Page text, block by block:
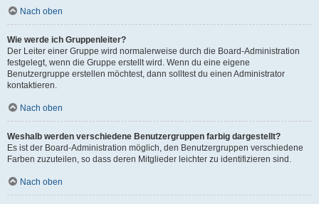
Nach oben
Wie werde ich Gruppenleiter?
Der Leiter einer Gruppe wird normalerweise durch die Board-Administration
festgelegt, wenn die Gruppe erstellt wird. Wenn du eine eigene
Benutzergruppe erstellen möchtest, dann solltest du einen Administrator
kontaktieren.
Nach oben
Weshalb werden verschiedene Benutzergruppen farbig dargestellt?
Es ist der Board-Administration möglich, den Benutzergruppen verschiedene
Farben zuzuteilen, so dass deren Mitglieder leichter zu identifizieren sind.
Nach oben